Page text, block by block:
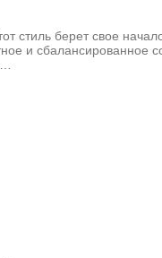
стиль берет свое
и